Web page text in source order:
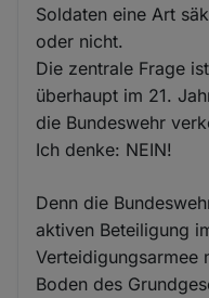
Soldaten eine Art
oder nicht.
Die zentrale Frage
überhaupt im 21.
die Bundeswehr
Ich denke: NEIN!
Denn die
aktiven Beteiligung
Verteidigungsarmee
Boden des